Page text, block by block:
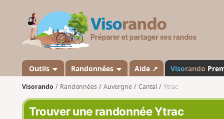
s
a
n
o
Outils Randonnées Aide ↗ Visorando
Visorando Randonnées Auvergne Cantal Ytrac
Trouver une randonnée Ytrac